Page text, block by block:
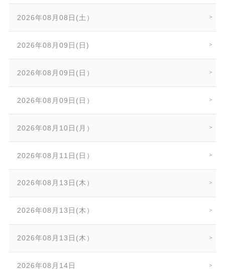
2026年08月08日(土）
2026年08月09日(日)
2026年08月09日(日）
2026年08月09日(日）
2026年08月10日(月）
2026年08月11日(日）
2026年08月13日(木）
2026年08月13日(木）
2026年08月13日(木）
2026年08月14日